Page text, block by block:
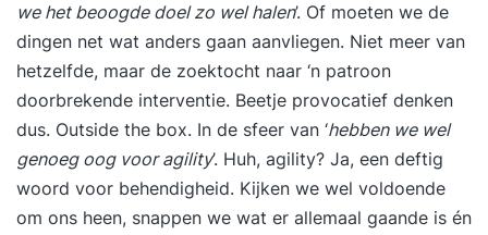
we het beoogde doel zo wel halen’. Of moeten we de
dingen net wat anders gaan aanvliegen. Niet meer van
hetzelfde, maar de zoektocht naar ‘n patroon
doorbrekende interventie. Beetje provocatief denken
dus. Outside the box. In de sfeer van ‘hebben we wel
genoeg oog voor agility’. Huh, agility? Ja, een deftig
woord voor behendigheid. Kijken we wel voldoende
om ons heen, snappen we wat er allemaal gaande is én